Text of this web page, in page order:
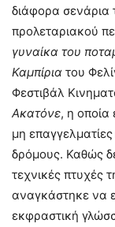
διάφορα σενάρια
προλεταριακού
γυναίκα του
Καμπίρια του
Φεστιβάλ
Ακατόνε, η οποία
μη
δρόμους. Καθώς
τεχνικές πτυχές
αναγκάστηκε να
εκφραστική